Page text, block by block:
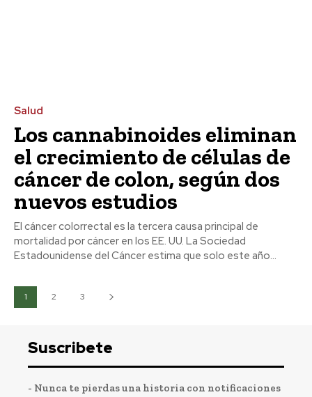
Salud
Los cannabinoides eliminan
el crecimiento de células de
cáncer de colon, según dos
nuevos estudios
El cáncer colorrectal es la tercera causa principal de
mortalidad por cáncer en los EE. UU. La Sociedad
Estadounidense del Cáncer estima que solo este año...
1 2 3
Suscribete
- Nunca te pierdas una historia con notificaciones